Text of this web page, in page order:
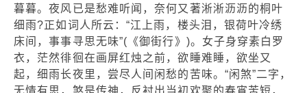
暮暮。夜风已是愁难听闻，奈何又著淅淅沥沥的桐叶
细雨?正如词人所云：“江上雨，楼头泪，银荷叶冷绣
床间，事事寻思无味”(《御街行》)。女子身穿素白罗
衣，茫然徘徊在画屏红烛之前，欲睡难睡，欲坐又
起，细雨长夜里，尝尽人间闲愁的苦味。“闲煞”二字，
无情有思，煞是传神，反衬出当初欢聚的春宵苦短，